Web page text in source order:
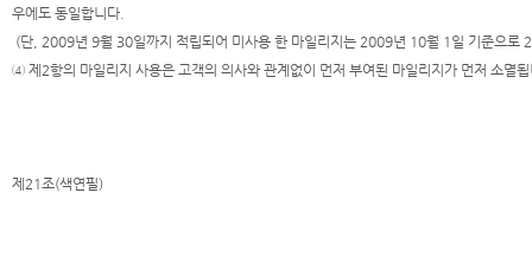
우에도 동일합니다.
(단, 2009년 9월 30일까지 적립되어 미사용 한 마일리지는 2009년 10월 1일 기준으로
④ 제2항의 마일리지 사용은 고객의 의사와 관계없이 먼저 부여된 마일리지가 먼저 소멸
제21조(색연필)